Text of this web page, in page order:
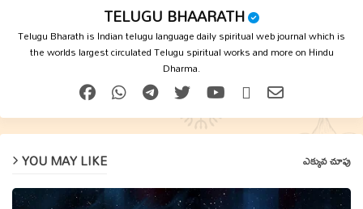
TELUGU BHAARATH
Telugu Bharath is Indian telugu language daily spiritual web journal which is
the worlds largest circulated Telugu spiritual works and more on Hindu
Dharma.
YOU MAY LIKE ఎక్కువ చూపు